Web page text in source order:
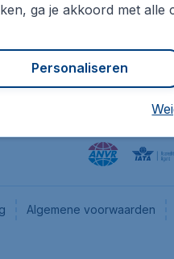
pers
Algemene voorwaarden
ga je akkoord met alle
Personaliseren